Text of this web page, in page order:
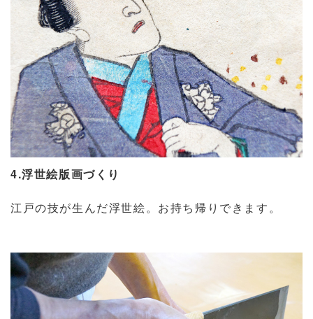
4.浮世絵版画づくり
江戸の技が生んだ浮世絵。お持ち帰りできます。